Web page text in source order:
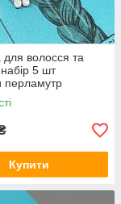
для волосся та
5 шт
перламутр
Купити